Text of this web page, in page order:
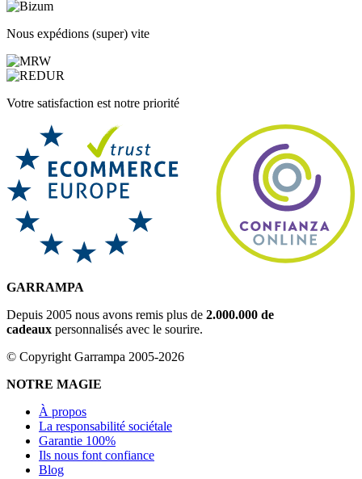
Nous expédions (super) vite
Votre satisfaction est notre priorité
GARRAMPA
Depuis 2005 nous avons remis plus de 2.000.000 de
cadeaux personnalisés avec le sourire.
© Copyright Garrampa 2005-2026
NOTRE MAGIE
À propos
La responsabilité sociétale
Garantie 100%
Ils nous font confiance
Blog